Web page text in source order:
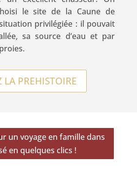
le site de la Caune de
privilégiée : il pouvait
sa source d’eau et par
LA PREHISTOIRE
un voyage en famille dans
en quelques clics !